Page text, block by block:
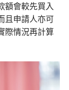
額會較先買入
且申請人亦可
際情況再計算